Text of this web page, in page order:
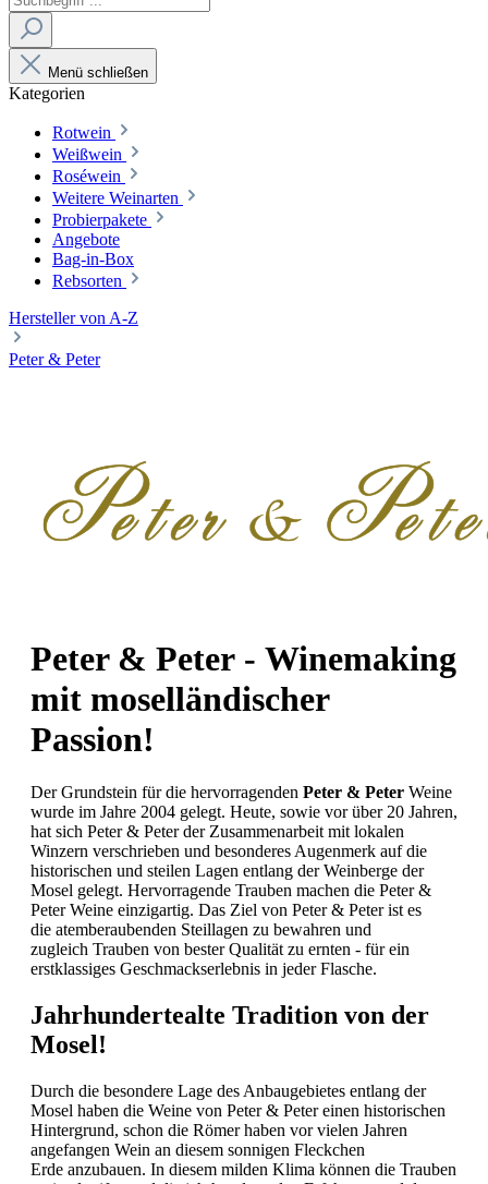
Menü schließen
Kategorien
Rotwein
Weißwein
Roséwein
Weitere Weinarten
Probierpakete
Angebote
Bag-in-Box
Rebsorten
Hersteller von A-Z
Peter & Peter
Peter & Peter - Winemaking
mit moselländischer
Passion!
Der Grundstein für die hervorragenden Peter & Peter Weine
wurde im Jahre 2004 gelegt. Heute, sowie vor über 20 Jahren,
hat sich Peter & Peter der Zusammenarbeit mit lokalen
Winzern verschrieben und besonderes Augenmerk auf die
historischen und steilen Lagen entlang der Weinberge der
Mosel gelegt. Hervorragende Trauben machen die Peter &
Peter Weine einzigartig. Das Ziel von Peter & Peter ist es
die atemberaubenden Steillagen zu bewahren und
zugleich Trauben von bester Qualität zu ernten - für ein
erstklassiges Geschmackserlebnis in jeder Flasche.
Jahrhundertealte Tradition von der
Mosel!
Durch die besondere Lage des Anbaugebietes entlang der
Mosel haben die Weine von Peter & Peter einen historischen
Hintergrund, schon die Römer haben vor vielen Jahren
angefangen Wein an diesem sonnigen Fleckchen
Erde anzubauen. In diesem milden Klima können die Trauben